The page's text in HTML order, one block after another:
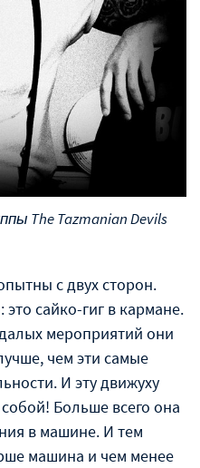
The Tazmanian Devils
с двух сторон.
сайко-гиг в кармане.
мероприятий они
чем эти самые
И эту движуху
Больше всего она
в машине. И тем
машина и чем менее